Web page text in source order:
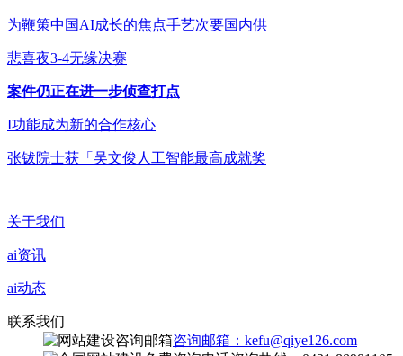
为鞭策中国AI成长的焦点手艺次要国内供
悲喜夜3-4无缘决赛
案件仍正在进一步侦查打点
I功能成为新的合作核心
张钹院士获「吴文俊人工智能最高成就奖
关于我们
ai资讯
ai动态
联系我们
咨询邮箱：kefu@qiye126.com